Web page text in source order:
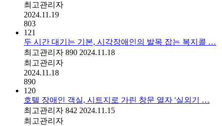
최고관리자
2024.11.19
803
121
두 시간 대기는 기본, 시각장애인의 발목 잡는 복지콜 …
최고관리자 890 2024.11.18
최고관리자
2024.11.18
890
120
호텔 장애인 객실, 시트지로 가린 창문 열자 '실외기 …
최고관리자 842 2024.11.15
최고관리자